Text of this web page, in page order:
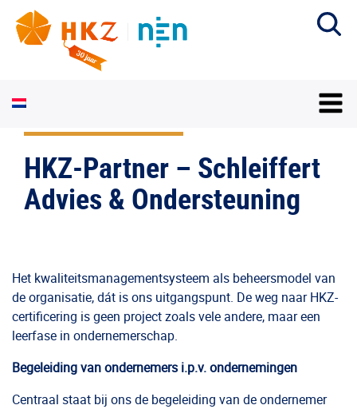
HKZ-Partner – Schleiffert
Advies & Ondersteuning
Het kwaliteitsmanagementsysteem als beheersmodel van
de organisatie, dát is ons uitgangspunt. De weg naar HKZ-
certificering is geen project zoals vele andere, maar een
leerfase in ondernemerschap.
Begeleiding van ondernemers i.p.v. ondernemingen
Centraal staat bij ons de begeleiding van de ondernemer